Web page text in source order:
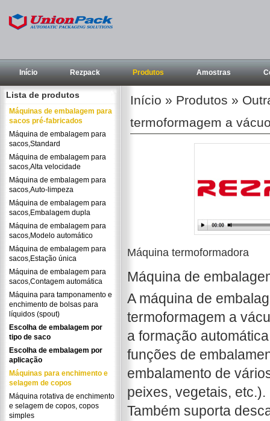
Início Rezpack Produtos Amostras
Lista de produtos
Máquinas de embalagem para
sacos pré-fabricados
Máquina de embalagem para
sacos,Standard
Máquina de embalagem para
sacos,Alta velocidade
Máquina de embalagem para
sacos,Auto-limpeza
Máquina de embalagem para
sacos,Embalagem dupla
Máquina de embalagem para
sacos,Modelo automático
Máquina de embalagem para
sacos,Estação única
Máquina de embalagem para
sacos,Contagem automática
Máquina para tamponamento e
enchimento de bolsas para
líquidos (spout)
Escolha de embalagem por
tipo de saco
Escolha de embalagem por
aplicação
Máquinas para enchimento e
selagem de copos
Máquina rotativa de enchimento
e selagem de copos, copos
simples
Início » Produtos »
termoformagem a
Máquina termoformadora
Máquina de
A máquina de
termoformagem a
a formação
funções de
embalamento de
peixes, vegetais,
Também suporta